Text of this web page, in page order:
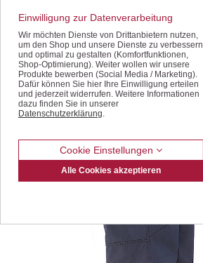
Einwilligung zur Datenverarbeitung
Wir möchten Dienste von Drittanbietern nutzen,
um den Shop und unsere Dienste zu verbessern
und optimal zu gestalten (Komfortfunktionen,
Shop-Optimierung). Weiter wollen wir unsere
Produkte bewerben (Social Media / Marketing).
Dafür können Sie hier Ihre Einwilligung erteilen
und jederzeit widerrufen. Weitere Informationen
dazu finden Sie in unserer
Datenschutzerklärung.
Cookie Einstellungen
Alle Cookies akzeptieren